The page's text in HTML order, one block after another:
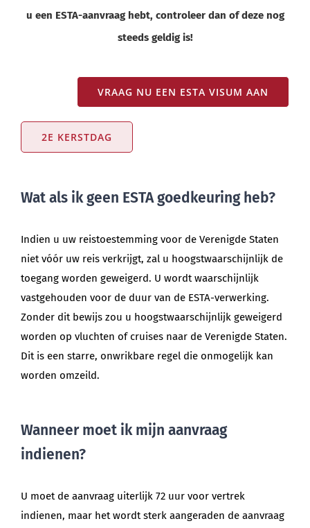
u een ESTA-aanvraag hebt, controleer dan of deze nog
steeds geldig is!
VRAAG NU EEN ESTA VISUM AAN
2E KERSTDAG
Wat als ik geen ESTA goedkeuring heb?
Indien u uw reistoestemming voor de Verenigde Staten
niet vóór uw reis verkrijgt, zal u hoogstwaarschijnlijk de
toegang worden geweigerd. U wordt waarschijnlijk
vastgehouden voor de duur van de ESTA-verwerking.
Zonder dit bewijs zou u hoogstwaarschijnlijk geweigerd
worden op vluchten of cruises naar de Verenigde Staten.
Dit is een starre, onwrikbare regel die onmogelijk kan
worden omzeild.
Wanneer moet ik mijn aanvraag
indienen?
U moet de aanvraag uiterlijk 72 uur voor vertrek
indienen, maar het wordt sterk aangeraden de aanvraag